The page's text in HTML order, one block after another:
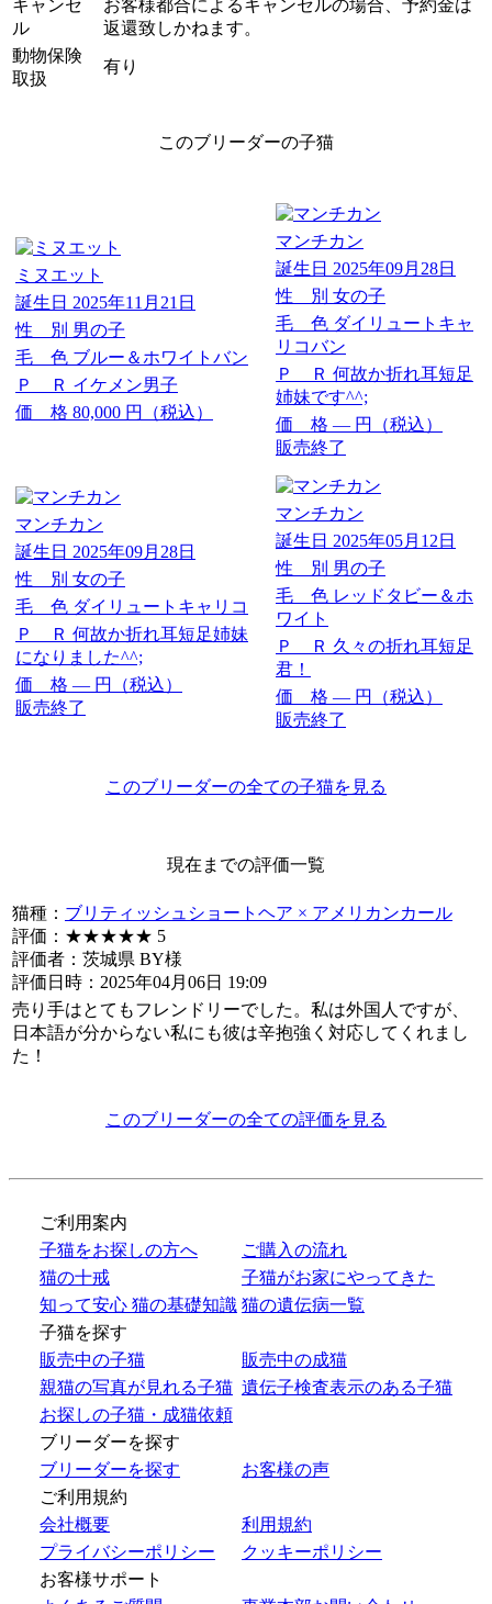
キャンセ
ル
お客様都合によるキャンセルの場合、予約金は
返還致しかねます。
動物保険
取扱
有り
このブリーダーの子猫
ミヌエット
誕生日 2025年11月21日
性 別 男の子
毛 色 ブルー＆ホワイトバン
Ｐ Ｒ イケメン男子
価 格 80,000 円（税込）
マンチカン
誕生日 2025年09月28日
性 別 女の子
毛 色 ダイリュートキャ
リコバン
Ｐ Ｒ 何故か折れ耳短足
姉妹です^^;
価 格 ― 円（税込）
販売終了
マンチカン
誕生日 2025年09月28日
性 別 女の子
毛 色 ダイリュートキャリコ
Ｐ Ｒ 何故か折れ耳短足姉妹
になりました^^;
価 格 ― 円（税込）
販売終了
マンチカン
誕生日 2025年05月12日
性 別 男の子
毛 色 レッドタビー＆ホ
ワイト
Ｐ Ｒ 久々の折れ耳短足
君！
価 格 ― 円（税込）
販売終了
このブリーダーの全ての子猫を見る
現在までの評価一覧
猫種： ブリティッシュショートヘア × アメリカンカール
評価： ★★★★★ 5
評価者：茨城県 BY様
評価日時：2025年04月06日 19:09
売り手はとてもフレンドリーでした。私は外国人ですが、
日本語が分からない私にも彼は辛抱強く対応してくれまし
た！
このブリーダーの全ての評価を見る
ご利用案内
子猫をお探しの方へ
ご購入の流れ
猫の十戒
子猫がお家にやってきた
知って安心 猫の基礎知識 猫の遺伝病一覧
子猫を探す
販売中の子猫
販売中の成猫
親猫の写真が見れる子猫 遺伝子検査表示のある子猫
お探しの子猫・成猫依頼
ブリーダーを探す
ブリーダーを探す
お客様の声
ご利用規約
会社概要
利用規約
プライバシーポリシー
クッキーポリシー
お客様サポート